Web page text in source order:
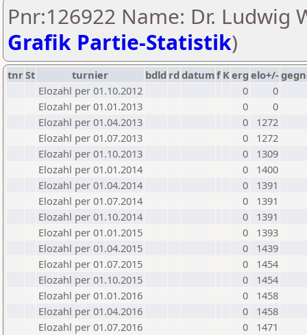
Pnr:126922 Name: Dr. Ludwig
Grafik Partie-Statistik)
tnrSt turnier bdld rd datumf Kerg elo+/-
Elozahl per 01.10.2012
0
0
Elozahl per 01.01.2013
0
0
Elozahl per 01.04.2013
0
1272
Elozahl per 01.07.2013
0
1272
Elozahl per 01.10.2013
0
1309
Elozahl per 01.01.2014
0
1400
Elozahl per 01.04.2014
0
1391
Elozahl per 01.07.2014
0
1391
Elozahl per 01.10.2014
0
1391
Elozahl per 01.01.2015
0
1393
Elozahl per 01.04.2015
0
1439
Elozahl per 01.07.2015
0
1454
Elozahl per 01.10.2015
0
1454
Elozahl per 01.01.2016
0
1458
Elozahl per 01.04.2016
0
1458
Elozahl per 01.07.2016
0
1471